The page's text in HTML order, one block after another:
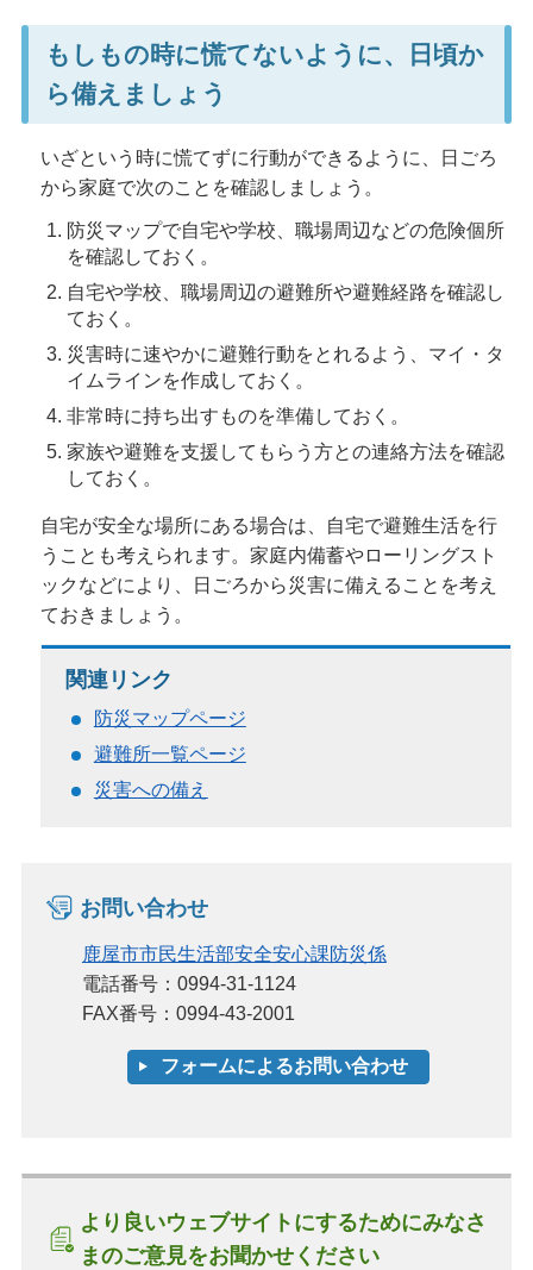
もしもの時に慌てないように、日頃か
ら備えましょう
いざという時に慌てずに行動ができるように、日ごろ
から家庭で次のことを確認しましょう。
防災マップで自宅や学校、職場周辺などの危険個所
を確認しておく。
自宅や学校、職場周辺の避難所や避難経路を確認し
ておく。
災害時に速やかに避難行動をとれるよう、マイ・タ
イムラインを作成しておく。
非常時に持ち出すものを準備しておく。
家族や避難を支援してもらう方との連絡方法を確認
しておく。
自宅が安全な場所にある場合は、自宅で避難生活を行
うことも考えられます。家庭内備蓄やローリングスト
ックなどにより、日ごろから災害に備えることを考え
ておきましょう。
関連リンク
防災マップページ
避難所一覧ページ
災害への備え
お問い合わせ
鹿屋市市民生活部安全安心課防災係
電話番号：0994-31-1124
FAX番号：0994-43-2001
より良いウェブサイトにするためにみなさ
まのご意見をお聞かせください